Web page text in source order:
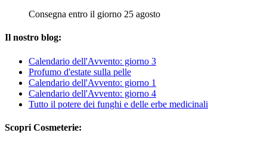
Consegna entro il giorno 25 agosto
Il nostro blog:
Calendario dell'Avvento: giorno 3
Profumo d'estate sulla pelle
Calendario dell'Avvento: giorno 1
Calendario dell'Avvento: giorno 4
Tutto il potere dei funghi e delle erbe medicinali
Scopri Cosmeterie: